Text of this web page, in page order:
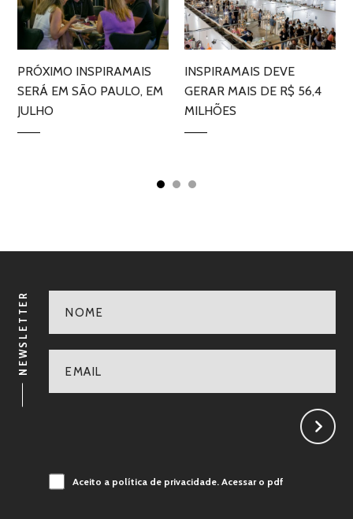
PRÓXIMO INSPIRAMAIS
SERÁ EM SÃO PAULO, EM
JULHO
INSPIRAMAIS DEVE
GERAR MAIS DE R$ 56,4
MILHÕES
NEWSLETTER
Aceito a política de privacidade.Acessar o pdf